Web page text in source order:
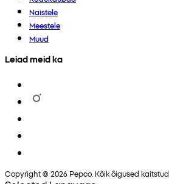
Naistele
Meestele
Muud
Leiad meid ka
Copyright © 2026 Pepco. Kõik õigused kaitstud.